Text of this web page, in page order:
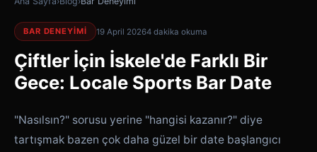
BAR DENEYIMI 19 April 20264 dakika okuma
Çiftler İçin İskele'de Farklı Bir
Gece: Locale Sports Bar Date
"Nasılsın?" sorusu yerine "hangisi kazanır?" diye
tartışmak bazen çok daha güzel bir date başlangıcı